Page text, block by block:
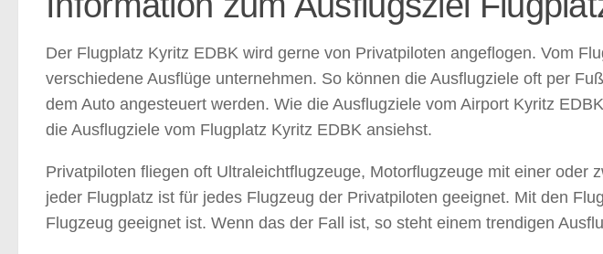
Der Flugplatz Kyritz EDBK wird gerne von Privatpiloten angeflogen. Vom
verschiedene Ausflüge unternehmen. So können die Ausflugziele oft per
dem Auto angesteuert werden. Wie die Ausflugziele vom Airport Kyritz
die Ausflugziele vom Flugplatz Kyritz EDBK ansiehst.
Privatpiloten fliegen oft Ultraleichtflugzeuge, Motorflugzeuge mit einer
jeder Flugplatz ist für jedes Flugzeug der Privatpiloten geeignet. Mit den
Flugzeug geeignet ist. Wenn das der Fall ist, so steht einem trendigen